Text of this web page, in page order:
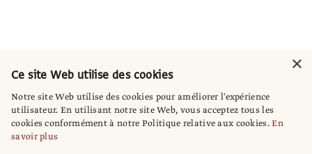
×
Ce site Web utilise des cookies
Notre site Web utilise des cookies pour améliorer l'expérience
utilisateur. En utilisant notre site Web, vous acceptez tous les
cookies conformément à notre Politique relative aux cookies.En
savoir plus